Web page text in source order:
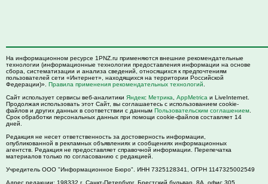
На информационном ресурсе 1PNZ.ru применяются внешние рекомендательные
технологии (информационные технологии предоставления информации на основе
сбора, систематизации и анализа сведений, относящихся к предпочтениям
пользователей сети «Интернет», находящихся на территории Российской
Федерации)». Правила применения рекомендательных технологий
Сайт использует сервисы веб-аналитики Яндекс Метрика AppMetrica и LiveInternet.
Продолжая использовать этот Сайт, вы соглашаетесь с использованием cookie-
файлов и других данных в соответствии с данным Пользовательским соглашением
Срок обработки персональных данных при помощи cookie-файлов составляет 14
дней.
Редакция не несет ответственность за достоверность информации,
опубликованной в рекламных объявлениях и сообщениях информационных
агентств. Редакция не предоставляет справочной информации. Перепечатка
материалов только по согласованию с редакцией.
Учредитель ООО "Информационное Бюро". ИНН 7325128341, ОГРН 1147325002549
Адрес редакции: 198332 г. Санкт-Петербург, Брестский бульвар, 8А, офис 305